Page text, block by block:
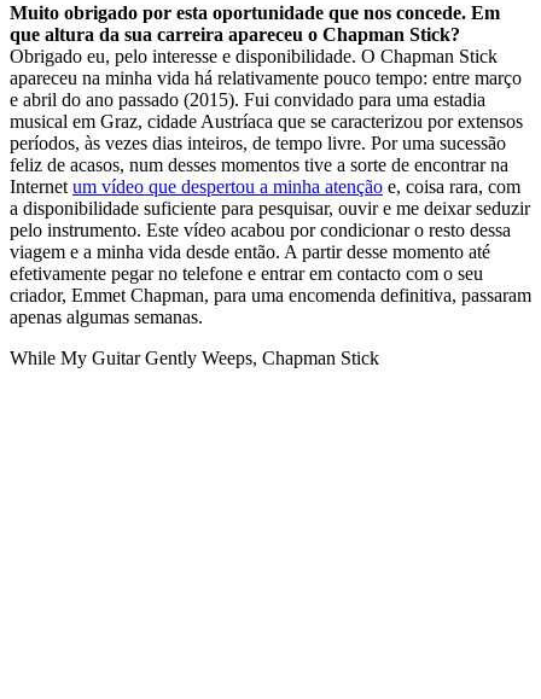
Muito obrigado por esta oportunidade que nos concede. Em
que altura da sua carreira apareceu o Chapman Stick?
Obrigado eu, pelo interesse e disponibilidade. O Chapman Stick
apareceu na minha vida há relativamente pouco tempo: entre março
e abril do ano passado (2015). Fui convidado para uma estadia
musical em Graz, cidade Austríaca que se caracterizou por extensos
períodos, às vezes dias inteiros, de tempo livre. Por uma sucessão
feliz de acasos, num desses momentos tive a sorte de encontrar na
Internet um vídeo que despertou a minha atenção e, coisa rara, com
a disponibilidade suficiente para pesquisar, ouvir e me deixar seduzir
pelo instrumento. Este vídeo acabou por condicionar o resto dessa
viagem e a minha vida desde então. A partir desse momento até
efetivamente pegar no telefone e entrar em contacto com o seu
criador, Emmet Chapman, para uma encomenda definitiva, passaram
apenas algumas semanas.
While My Guitar Gently Weeps, Chapman Stick